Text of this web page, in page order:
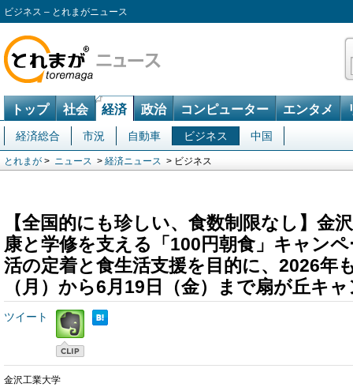
ビジネス – とれまがニュース
トップ 社会 経済 政治 コンピューター エンタメ
経済総合 市況 自動車 ビジネス 中国
とれまが > ニュース > 経済ニュース > ビジネス
【全国的にも珍しい、食数制限なし】金
康と学修を支える「100円朝食」キャン
活の定着と食生活支援を目的に、2026年
（月）から6月19日（金）まで扇が丘キ
ツイート
金沢工業大学